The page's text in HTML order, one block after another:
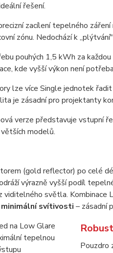
řešení.
zacílení tepelného
zónu. Nedochází k
pouhých 1,5 kWh za
kde vyšší výkon není
lze více Single jednotek
je zásadní pro projektanty
verze představuje vstupní
modelů.
(gold reflector) po celé
výrazně vyšší podíl
viditelného světla.
svítivosti – zásadní
Pouzdro